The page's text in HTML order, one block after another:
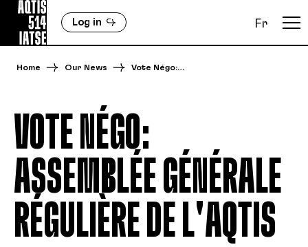
Log in Fr
Home Our News Vote Négo:…
VOTE NÉGO:
ASSEMBLÉE GÉNÉRALE
RÉGULIÈRE DE L'AQTIS